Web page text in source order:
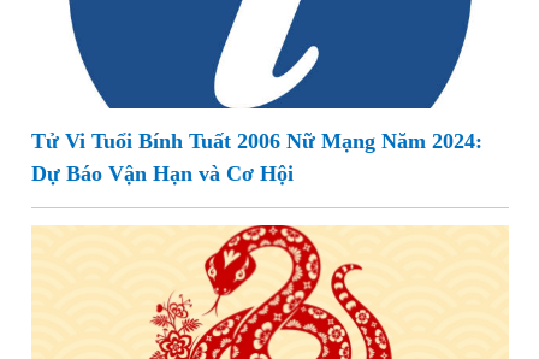
Tử Vi Tuổi Bính Tuất 2006 Nữ Mạng Năm 2024:
Dự Báo Vận Hạn và Cơ Hội